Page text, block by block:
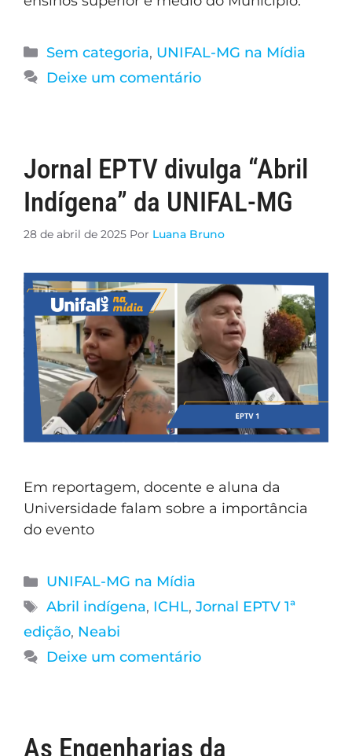
Sem categoria, UNIFAL-MG na Mídia
Deixe um comentário
Jornal EPTV divulga “Abril
Indígena” da UNIFAL-MG
28 de abril de 2025 Por Luana Bruno
Em reportagem, docente e aluna da
Universidade falam sobre a importância
do evento
UNIFAL-MG na Mídia
Abril indígena, ICHL, Jornal EPTV 1ª
edição, Neabi
Deixe um comentário
As Engenharias da